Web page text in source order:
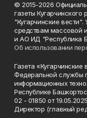
© 2015-2026
газеты
"Кугарчинские вести".
средствам массовой
и АО ИД "Республика
Об использовании
Газета
Федеральной службы
информационных
Республике
02 - 01850 от
Директор (главный